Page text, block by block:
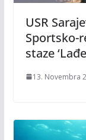
USR
Sportsko-
staze
13. Novembra